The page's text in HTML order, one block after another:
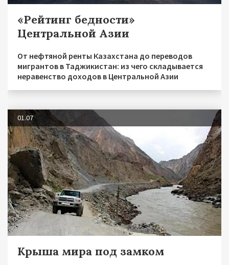
«Рейтинг бедности»
Центральной Азии
От нефтяной ренты Казахстана до переводов
мигрантов в Таджикистан: из чего складывается
неравенство доходов в Центральной Азии
01.07
Крыша мира под замком